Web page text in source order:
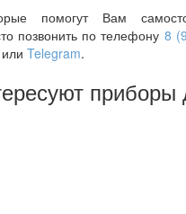
помогут Вам
позвонить по телефону 8
или Telegram.
приборы